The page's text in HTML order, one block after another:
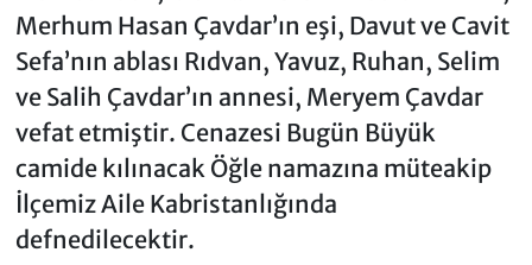
Merhum Hasan Çavdar’ın eşi, Davut ve Cavit
Sefa’nın ablası Rıdvan, Yavuz, Ruhan, Selim
ve Salih Çavdar’ın annesi, Meryem Çavdar
vefat etmiştir. Cenazesi Bugün Büyük
camide kılınacak Öğle namazına müteakip
İlçemiz Aile Kabristanlığında
defnedilecektir.